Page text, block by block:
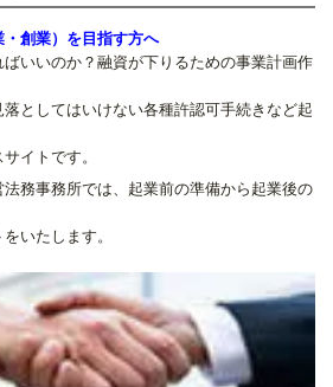
創業）を目指す方へ
いいのか？融資が下りるための事業計画作
としてはいけない各種許認可手続きなど起
イトです。
法務事務所では、起業前の準備から起業後の
いたします。